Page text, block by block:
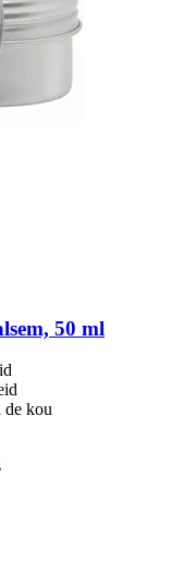
50 ml
de kou